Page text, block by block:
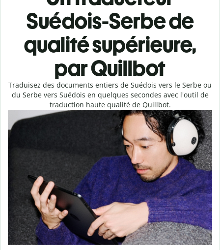
Suédois-Serbe de
qualité supérieure,
par Quillbot
Traduisez des documents entiers de Suédois vers le Serbe ou
du Serbe vers Suédois en quelques secondes avec l'outil de
traduction haute qualité de Quillbot.